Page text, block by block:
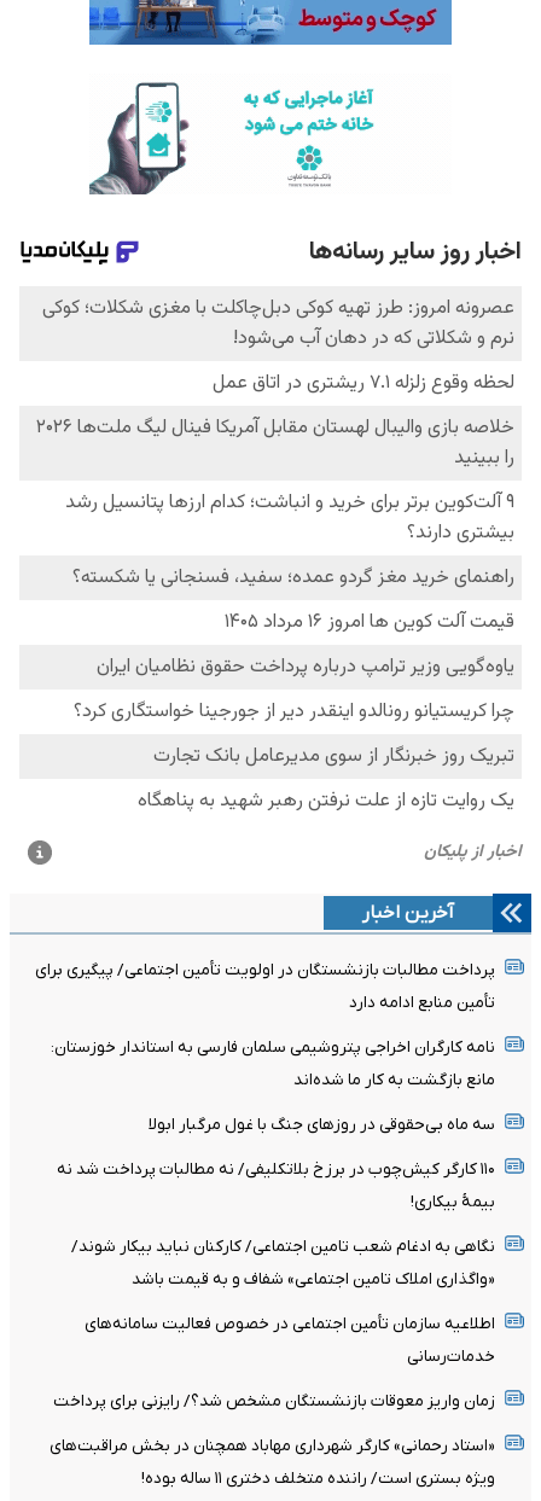
آخرین اخبار
پرداخت مطالبات بازنشستگان در اولویت تأمین اجتماعی/ پیگیری برای
تأمین منابع ادامه دارد
نامه کارگران اخراجی پتروشیمی سلمان فارسی به استاندار خوزستان:
مانع بازگشت به کار ما شده‌اند
سه ماه بی‌حقوقی در روزهای جنگ با غول مرگبار ابولا
۱۱۰ کارگر کیش‌چوب در برزخ بلاتکلیفی/ نه مطالبات پرداخت شد نه
بیمۀ بیکاری!
نگاهی به ادغام شعب تامین اجتماعی/ کارکنان نباید بیکار شوند/
«واگذاری املاک تامین اجتماعی» شفاف و به قیمت باشد
اطلاعیه سازمان تأمین اجتماعی در خصوص فعالیت سامانه‌های
خدمات‌رسانی
زمان واریز معوقات بازنشستگان مشخص شد؟/ رایزنی برای پرداخت
«استاد رحمانی» کارگر شهرداری مهاباد همچنان در بخش مراقبت‌های
ویژه بستری است/ راننده متخلف دختری ۱۱ ساله بوده!